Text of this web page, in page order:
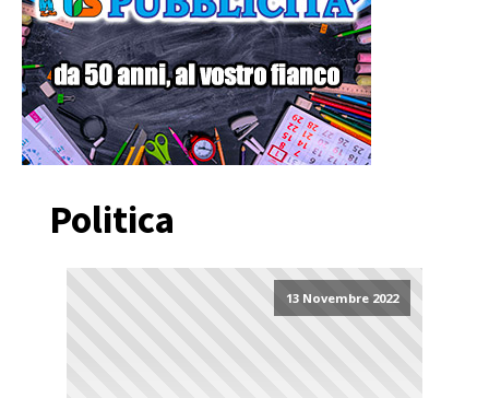
Politica
13 Novembre 2022